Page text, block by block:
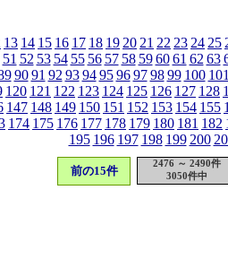
13 14 15 16 17 18 19 20 21 22 23 24 25
51 52 53 54 55 56 57 58 59 60 61 62 63
90 91 92 93 94 95 96 97 98 99 100
120 121 122 123 124 125 126 127 128
147 148 149 150 151 152 153 154 155
174 175 176 177 178 179 180 181 182
195 196 197 198 199 200
前の15件
2476 ～ 2490件
3050件中